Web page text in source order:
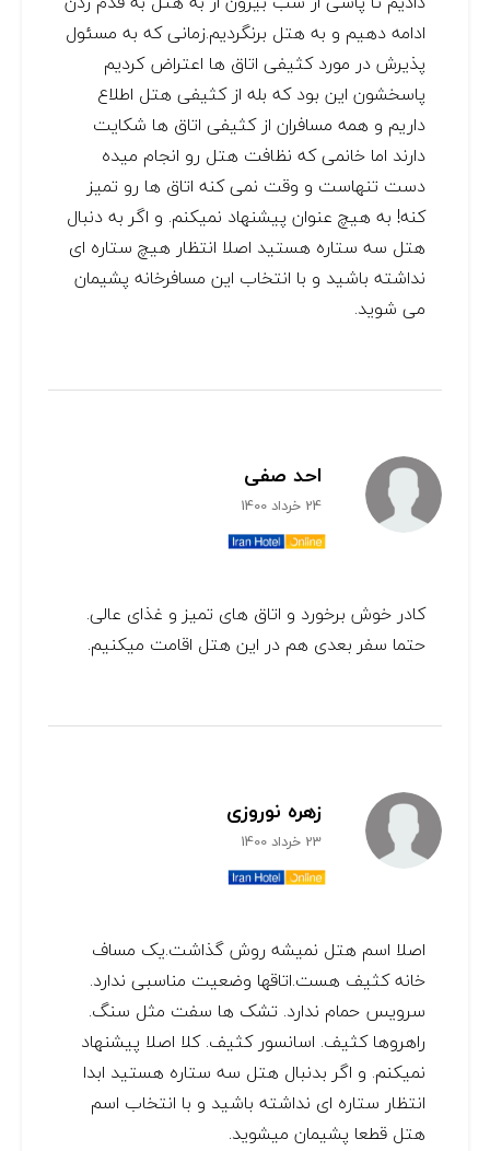
ادامه دهیم و به هتل برنگردیم.زمانی که به مسئول
پذیرش در مورد کثیفی اتاق ها اعتراض کردیم
پاسخشون این بود که بله از کثیفی هتل اطلاع
داریم و همه مسافران از کثیفی اتاق ها شکایت
دارند اما خانمی که نظافت هتل رو انجام میده
دست تنهاست و وقت نمی کنه اتاق ها رو تمیز
کنه! به هیچ عنوان پیشنهاد نمیکنم. و اگر به دنبال
هتل سه ستاره هستید اصلا انتظار هیچ ستاره ای
نداشته باشید و با انتخاب این مسافرخانه پشیمان
می شوید.
احد صفی
24 خرداد 1400
کادر خوش برخورد و اتاق های تمیز و غذای عالی.
حتما سفر بعدی هم در این هتل اقامت میکنیم.
زهره نوروزی
23 خرداد 1400
اصلا اسم هتل نمیشه روش گذاشت.یک مساف
خانه کثیف هست.اتاقها وضعیت مناسبی ندارد.
سرویس حمام ندارد. تشک ها سفت مثل سنگ.
راهروها کثیف. اسانسور کثیف. کلا اصلا پیشنهاد
نمیکنم. و اگر بدنبال هتل سه ستاره هستید ابدا
انتظار ستاره ای نداشته باشید و با انتخاب اسم
هتل قطعا پشیمان میشوید.